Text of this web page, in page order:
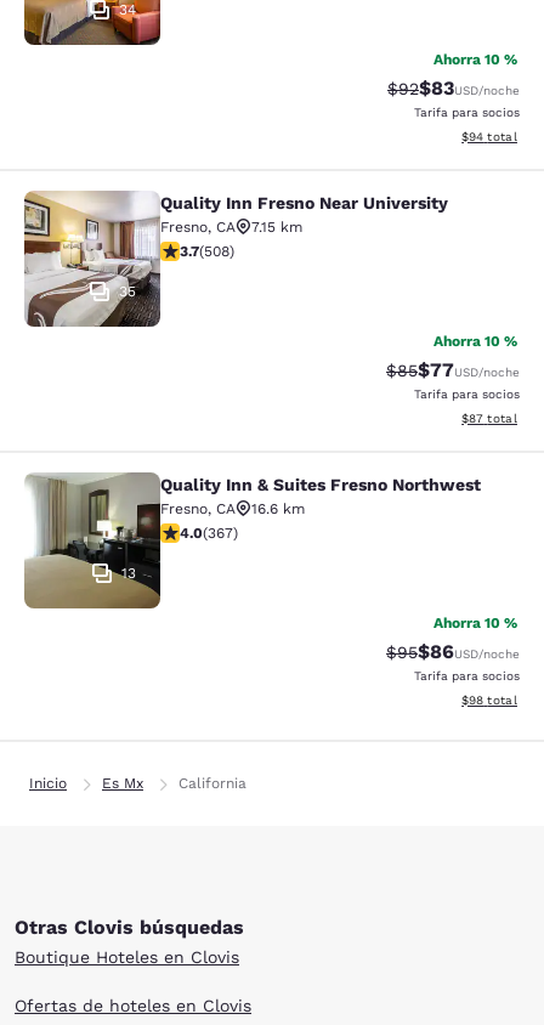
34
Ahorra 10 %
Precio tachado:
$92Precio con
$83USD/noche
Tarifa para socios
Ver detalles
$94 total
Quality Inn Fresno Near University
35
Quality Inn Fresno Near University
Fresno, CA
7.15 km
calificación de 3.67 estrellas. Bueno. 508 reseñas
3.7(508)
Ahorra 10 %
Precio tachado:
$85Precio con
$77USD/noche
Tarifa para socios
Ver detalles
$87 total
Quality Inn & Suites Fresno
13
Quality Inn & Suites Fresno Northwest
Fresno, CA
16.6 km
calificación de 4.01 estrellas. Muy bueno. 367 reseñas
4.0(367)
Ahorra 10 %
Precio tachado:
$95Precio con
$86USD/noche
Tarifa para socios
Ver detalles
$98 total
Inicio Es Mx California
Otras Clovis búsquedas
Boutique Hoteles en Clovis
Ofertas de hoteles en Clovis